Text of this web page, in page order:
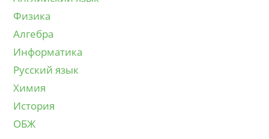
Физика
Алгебра
Информатика
Русский язык
Химия
История
ОБЖ